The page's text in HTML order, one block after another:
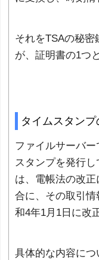
それをTSAの秘
が、証明書の1つ
タイムスタンプ
ファイルサーバ
スタンプを発行
は、電帳法の改
合に、その取引
和4年1月1日に改
具体的な内容につ